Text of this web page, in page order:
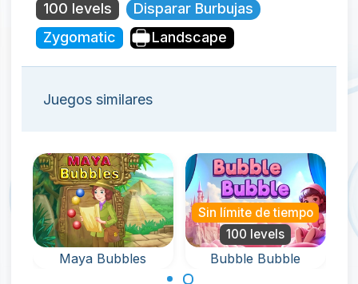
100 levels
Disparar Burbujas
Zygomatic
Landscape
Juegos similares
Maya Bubbles Bubble Bubble
Sin límite de tiempo
100 levels